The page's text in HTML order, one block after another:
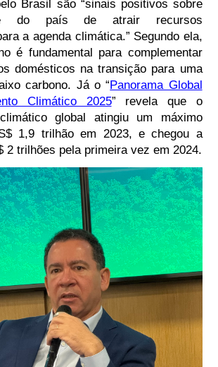
Brasil são “sinais positivos sobre
do país de atrair recursos
a agenda climática.” Segundo ela,
é fundamental para complementar
domésticos na transição para uma
carbono. Já o “Panorama Global
Climático 2025” revela que o
global atingiu um máximo
1,9 trilhão em 2023, e chegou a
2 trilhões pela primeira vez em 2024.